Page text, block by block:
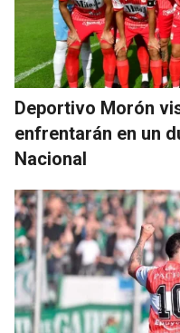
Deportivo Morón
enfrentarán en un
Nacional